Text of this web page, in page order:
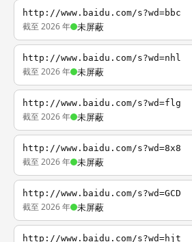
http://www.baidu.com/s?wd=bbc
截至 2026 年 未屏蔽
http://www.baidu.com/s?wd=nhl
截至 2026 年 未屏蔽
http://www.baidu.com/s?wd=flg
截至 2026 年 未屏蔽
http://www.baidu.com/s?wd=8x8
截至 2026 年 未屏蔽
http://www.baidu.com/s?wd=GCD
截至 2026 年 未屏蔽
http://www.baidu.com/s?wd=hjt